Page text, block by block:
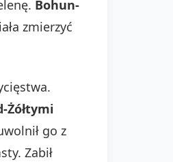
Bohun-
zmierzyć
Żółtymi
go z
Zabił